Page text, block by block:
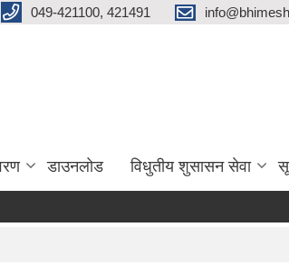
049-421100, 421491
डाउनलोड विधुतीय शुसासन सेवा